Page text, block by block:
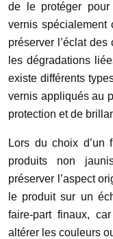
de le protéger
vernis spécialement
préserver l’éclat
les dégradations
existe différents
vernis appliqués au
protection et de
Lors du choix d’un
produits non
préserver l’aspect
le produit sur un
faire-part finaux,
altérer les couleurs